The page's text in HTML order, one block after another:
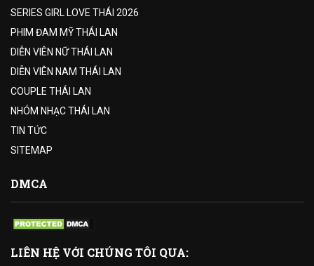
SERIES GIRL LOVE THÁI 2026
PHIM ĐAM MỸ THÁI LAN
DIỄN VIÊN NỮ THÁI LAN
DIỄN VIÊN NAM THÁI LAN
COUPLE THÁI LAN
NHÓM NHẠC THÁI LAN
TIN TỨC
SITEMAP
DMCA
LIÊN HỆ VỚI CHÚNG TÔI QUA: